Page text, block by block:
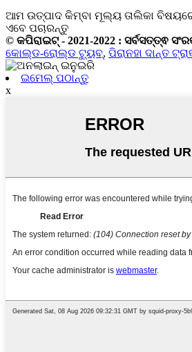
ଆମ ଉତ୍ପାଦ କିମ୍ବା ମୂଲ୍ୟ ତାଲିକା
ଏବେ ପଚାରନ୍ତୁ
© କପିରାଇଟ୍ - 2021-2022 : ସର୍ବସତ୍ତ୍ଵ
କୋଲ୍ଡ-ରୋଲ୍ଡ ଟ୍ୟୁବ୍, ପିରାନହା ଦାନ୍ତ
ଇମେଲ୍ ପଠାନ୍ତୁ
x